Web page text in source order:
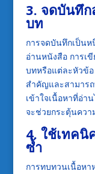
3. จดบันทึก
บท
การจดบันทึกเป็นห
อ่านหนังสือ การเ
บทหรือแต่ละหัวข้
สำคัญและสามาร
เข้าใจเนื้อหาที่อ่า
จะช่วยกระตุ้นควา
4. ใช้เทค
ซ้ำ
การทบทวนเนื้อห